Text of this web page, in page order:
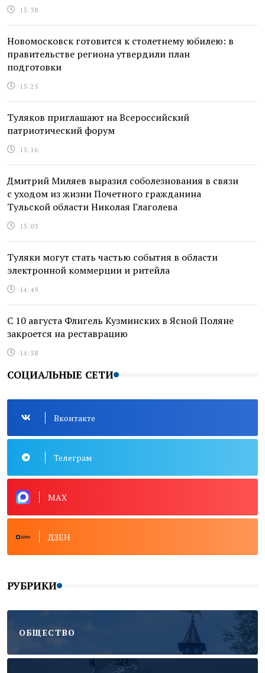
15:38
Новомосковск готовится к столетнему юбилею: в
правительстве региона утвердили план
подготовки
15:25
Туляков приглашают на Всероссийский
патриотический форум
15:16
Дмитрий Миляев выразил соболезнования в связи
с уходом из жизни Почетного гражданина
Тульской области Николая Глаголева
15:03
Туляки могут стать частью события в области
электронной коммерции и ритейла
14:49
С 10 августа Флигель Кузминских в Ясной Поляне
закроется на реставрацию
14:38
СОЦИАЛЬНЫЕ СЕТИ
Вконтакте
Телеграм
MAX
ДЗЕН
РУБРИКИ
ОБЩЕСТВО